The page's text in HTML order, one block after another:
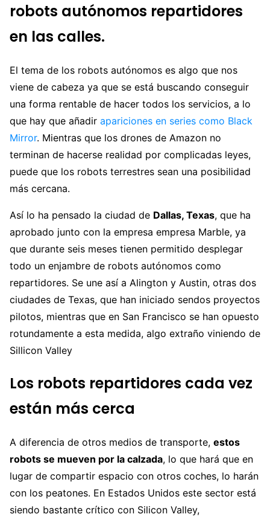
robots autónomos repartidores
en las calles.
El tema de los robots autónomos es algo que nos
viene de cabeza ya que se está buscando conseguir
una forma rentable de hacer todos los servicios, a lo
que hay que añadir apariciones en series como Black
Mirror. Mientras que los drones de Amazon no
terminan de hacerse realidad por complicadas leyes,
puede que los robots terrestres sean una posibilidad
más cercana.
Así lo ha pensado la ciudad de Dallas, Texas, que ha
aprobado junto con la empresa empresa Marble, ya
que durante seis meses tienen permitido desplegar
todo un enjambre de robots autónomos como
repartidores. Se une así a Alington y Austin, otras dos
ciudades de Texas, que han iniciado sendos proyectos
pilotos, mientras que en San Francisco se han opuesto
rotundamente a esta medida, algo extraño viniendo de
Sillicon Valley
Los robots repartidores cada vez
están más cerca
A diferencia de otros medios de transporte, estos
robots se mueven por la calzada, lo que hará que en
lugar de compartir espacio con otros coches, lo harán
con los peatones. En Estados Unidos este sector está
siendo bastante crítico con Silicon Valley,